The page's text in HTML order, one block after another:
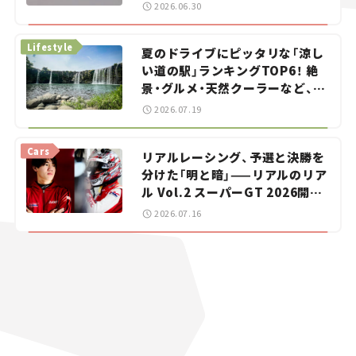
2026.06.30
夏のドライブにピッタリな「涼し
い道の駅」ランキングTOP6！ 絶
景・グルメ・天然クーラーなど、避
暑におすすめのスポットを紹介
Lifestyle
2026.07.19
リアルレーシング、予選と決勝を
分けた「明と暗」——リアルのリア
ル Vol.2 スーパーGT 2026開幕
戦 岡山国際サーキット
Cars
2026.07.16